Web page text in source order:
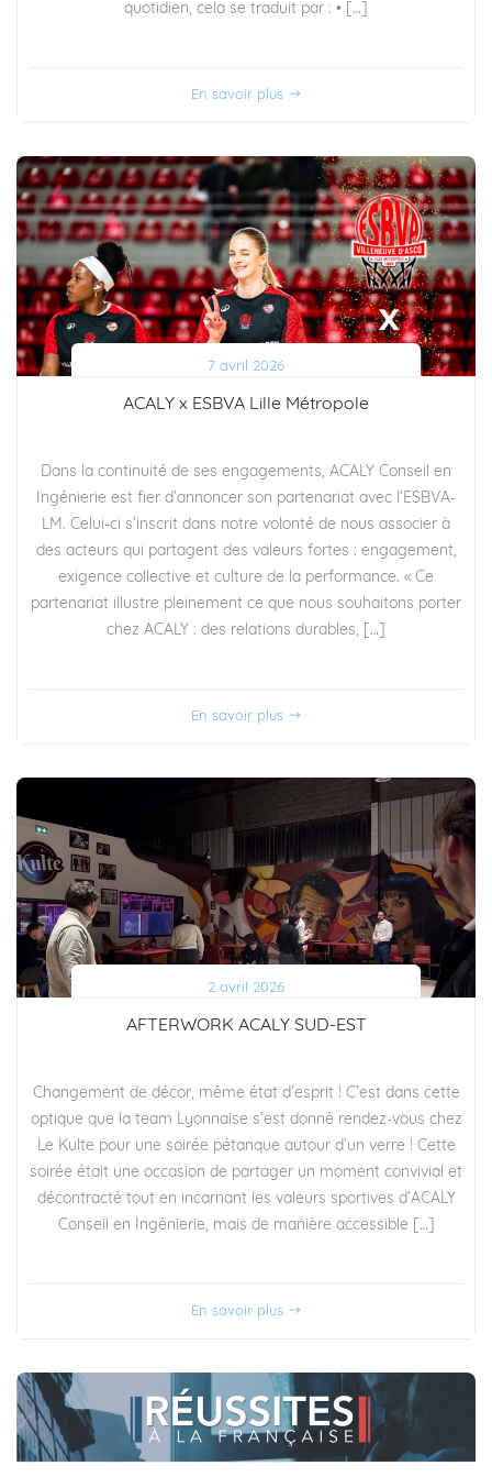
quotidien, cela se traduit par : • […]
En savoir plus
7 avril 2026
ACALY x ESBVA Lille Métropole
Dans la continuité de ses engagements, ACALY Conseil en
Ingénierie est fier d’annoncer son partenariat avec l’ESBVA-
LM. Celui-ci s’inscrit dans notre volonté de nous associer à
des acteurs qui partagent des valeurs fortes : engagement,
exigence collective et culture de la performance. « Ce
partenariat illustre pleinement ce que nous souhaitons porter
chez ACALY : des relations durables, […]
En savoir plus
2 avril 2026
AFTERWORK ACALY SUD-EST
Changement de décor, même état d’esprit ! C’est dans cette
optique que la team Lyonnaise s’est donné rendez-vous chez
Le Kulte pour une soirée pétanque autour d’un verre ! Cette
soirée était une occasion de partager un moment convivial et
décontracté tout en incarnant les valeurs sportives d’ACALY
Conseil en Ingénierie, mais de manière accessible […]
En savoir plus